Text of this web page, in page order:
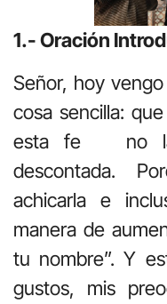
1.- Oración
Señor, hoy
cosa sencilla:
esta fe no la
descontada.
achicarla e
manera de
tu nombre”. Y
gustos, mis